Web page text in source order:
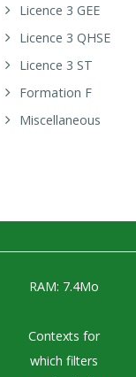
Licence 3 GEE
Licence 3 QHSE
Licence 3 ST
Formation F
Miscellaneous
RAM: 7.4Mo
Contexts for
which filters